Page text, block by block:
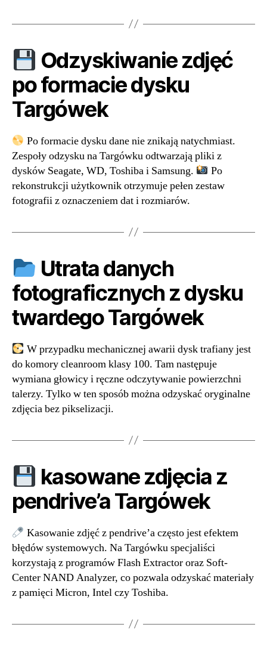
Odzyskiwanie zdjęć
po formacie dysku
Targówek
Po formacie dysku dane nie znikają natychmiast.
Zespoły odzysku na Targówku odtwarzają pliki z
dysków Seagate, WD, Toshiba i Samsung.
Po
rekonstrukcji użytkownik otrzymuje pełen zestaw
fotografii z oznaczeniem dat i rozmiarów.
Utrata danych
fotograficznych z dysku
twardego Targówek
W przypadku mechanicznej awarii dysk trafiany jest
do komory cleanroom klasy 100. Tam następuje
wymiana głowicy i ręczne odczytywanie powierzchni
talerzy. Tylko w ten sposób można odzyskać oryginalne
zdjęcia bez pikselizacji.
kasowane zdjęcia z
pendrive’a Targówek
Kasowanie zdjęć z pendrive’a często jest efektem
błędów systemowych. Na Targówku specjaliści
korzystają z programów Flash Extractor oraz Soft-
Center NAND Analyzer, co pozwala odzyskać materiały
z pamięci Micron, Intel czy Toshiba.